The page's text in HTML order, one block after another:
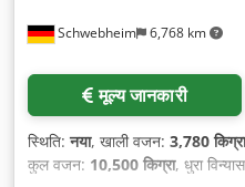
Schwebheim 6,768 km
मूल्य जानकारी
स्थिति:नया, खाली वजन: 3,780 किग्रा
कुल वजन: 10,500 किग्रा, धुरा